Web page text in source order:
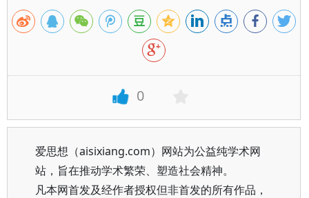
0
爱思想（aisixiang.com）网站为公益纯学术网
站，旨在推动学术繁荣、塑造社会精神。
凡本网首发及经作者授权但非首发的所有作品，